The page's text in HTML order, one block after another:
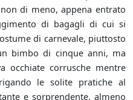
di meno, appena entrato
di bagagli di cui si
di carnevale, piuttosto
bimbo di cinque anni, ma
occhiate corrusche mentre
le solite pratiche al
e sorprendente, almeno